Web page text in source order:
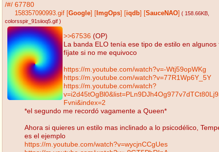
/#/ 67780
158357090993.gif Google ImgOps iqdb SauceNAO ( 158.66KB
colorsspir_91siioq5.gif )
>>67536 (OP)
La banda ELO tenía ese tipo de estilo en algunos
fíjate si no me equivoco
https://m.youtube.com/watch?v=-Wtj59opWKg
https://m.youtube.com/watch?v=77R1Wp6Y_5Y
https://m.youtube.com/watch?
Fvni&index=2
*el segundo me recordó vagamente a Queen*
Ahora si quieres un estilo mas inclinado a lo psicodélico,
es el ejemplo
https://m.youtube.com/watch?v=wycjnCCgUes